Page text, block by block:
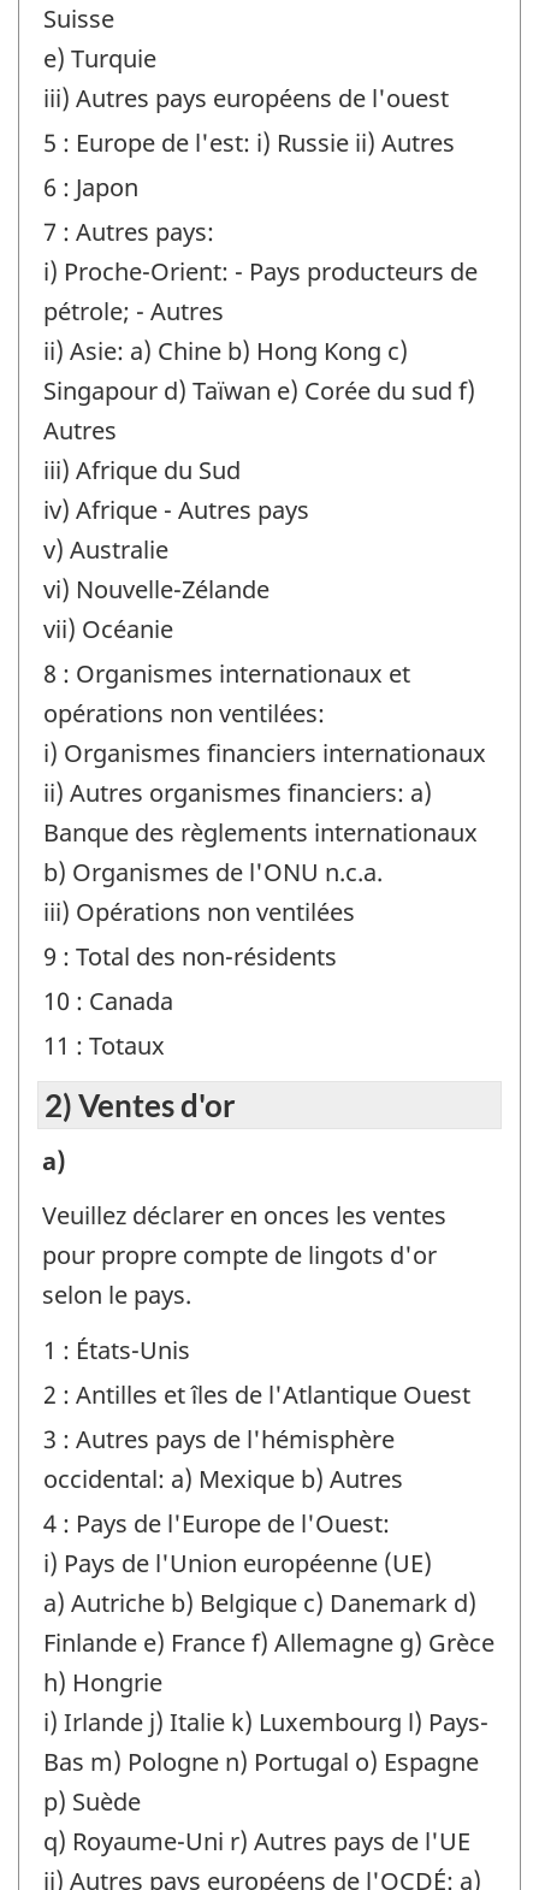
Suisse
e) Turquie
iii) Autres pays européens de l'ouest
5 : Europe de l'est: i) Russie ii) Autres
6 : Japon
7 : Autres pays:
i) Proche-Orient: - Pays producteurs de
pétrole; - Autres
ii) Asie: a) Chine b) Hong Kong c)
Singapour d) Taïwan e) Corée du sud f)
Autres
iii) Afrique du Sud
iv) Afrique - Autres pays
v) Australie
vi) Nouvelle-Zélande
vii) Océanie
8 : Organismes internationaux et
opérations non ventilées:
i) Organismes financiers internationaux
ii) Autres organismes financiers: a)
Banque des règlements internationaux
b) Organismes de l'ONU n.c.a.
iii) Opérations non ventilées
9 : Total des non-résidents
10 : Canada
11 : Totaux
2) Ventes d'or
2)
Ventes
-
Identificateur
de
question
:
a)
Veuillez déclarer en onces les ventes
pour propre compte de lingots d'or
selon le pays.
1 : États-Unis
2 : Antilles et îles de l'Atlantique Ouest
3 : Autres pays de l'hémisphère
occidental: a) Mexique b) Autres
4 : Pays de l'Europe de l'Ouest:
i) Pays de l'Union européenne (UE)
a) Autriche b) Belgique c) Danemark d)
Finlande e) France f) Allemagne g) Grèce
h) Hongrie
i) Irlande j) Italie k) Luxembourg l) Pays-
Bas m) Pologne n) Portugal o) Espagne
p) Suède
q) Royaume-Uni r) Autres pays de l'UE
ii) Autres pays européens de l'OCDÉ: a)